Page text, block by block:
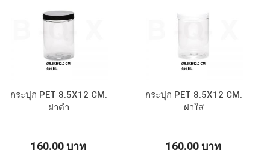
กระปุก PET 8.5X12 CM.
ฝาดำ
160.00 บาท
กระปุก PET 8.5X12 CM.
ฝาใส
160.00 บาท